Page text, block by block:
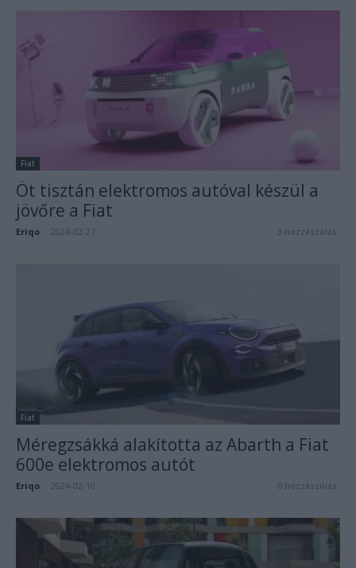
Fiat
Öt tisztán elektromos autóval készül a
jövőre a Fiat
Eriqo 2024-02-27 3 hozzászólás
Fiat
Méregzsákká alakította az Abarth a Fiat
600e elektromos autót
Eriqo 2024-02-10 0 hozzászólás